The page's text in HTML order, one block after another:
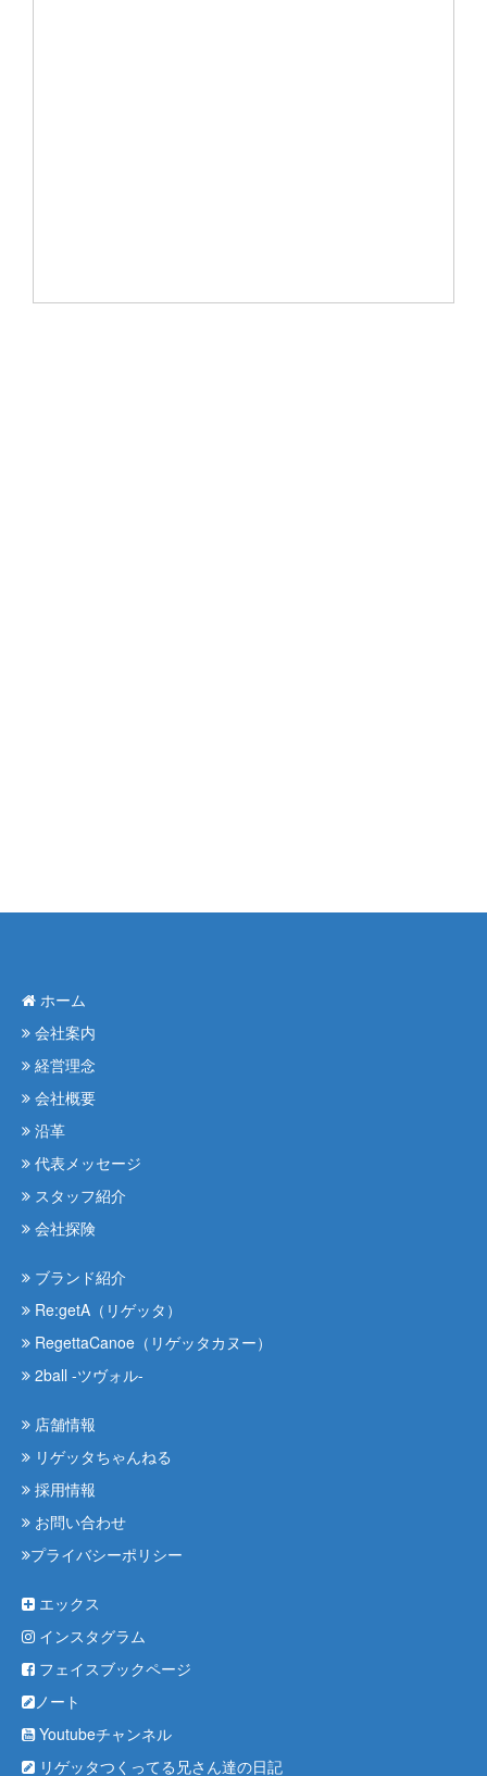
ホーム
会社案内
経営理念
会社概要
沿革
代表メッセージ
スタッフ紹介
会社探険
ブランド紹介
Re:getA（リゲッタ）
RegettaCanoe（リゲッタカヌー）
2ball -ツヴォル-
店舗情報
リゲッタちゃんねる
採用情報
お問い合わせ
プライバシーポリシー
エックス
インスタグラム
フェイスブックページ
ノート
Youtubeチャンネル
リゲッタつくってる兄さん達の日記